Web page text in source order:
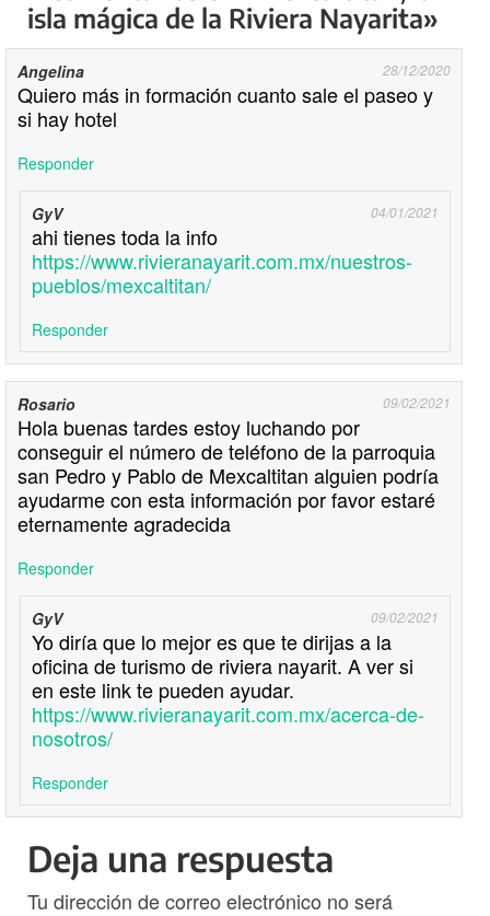
isla mágica de la Riviera Nayarita»
Angelina 28/12/2020
Quiero más in formación cuanto sale el paseo y
si hay hotel
Responder
GyV 04/01/2021
ahi tienes toda la info
https://www.rivieranayarit.com.mx/nuestros-
pueblos/mexcaltitan/
Responder
Rosario 09/02/2021
Hola buenas tardes estoy luchando por
conseguir el número de teléfono de la parroquia
san Pedro y Pablo de Mexcaltitan alguien podría
ayudarme con esta información por favor estaré
eternamente agradecida
Responder
GyV 09/02/2021
Yo diría que lo mejor es que te dirijas a la
oficina de turismo de riviera nayarit. A ver si
en este link te pueden ayudar.
https://www.rivieranayarit.com.mx/acerca-de-
nosotros/
Responder
Deja una respuesta
Tu dirección de correo electrónico no será